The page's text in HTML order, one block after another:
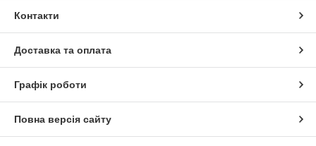
Контакти
Доставка та оплата
Графік роботи
Повна версія сайту